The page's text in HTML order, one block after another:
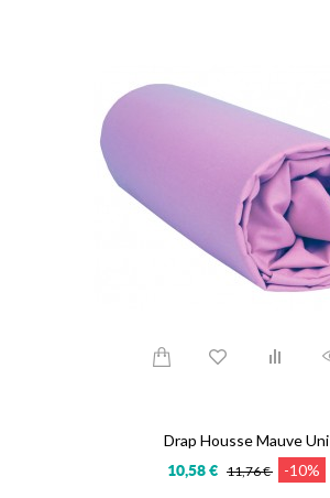
Drap Housse Mauve Uni
10,58 € 11,76 € -10%